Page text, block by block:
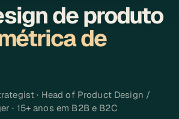
de produto
de
· Head of Product Design /
· 15+ anos em B2B e B2C